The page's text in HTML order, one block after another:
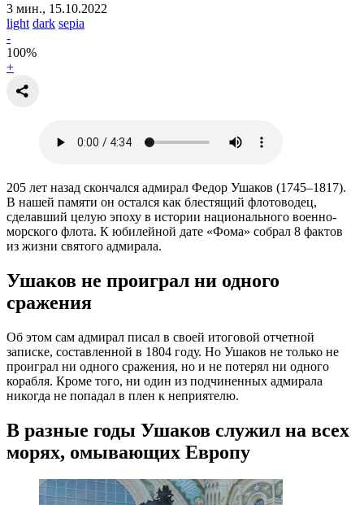
3 мин., 15.10.2022
light dark sepia
-
100%
+
205 лет назад скончался адмирал Федор Ушаков (1745–1817).
В нашей памяти он остался как блестящий флотоводец,
сделавший целую эпоху в истории национального военно-
морского флота. К юбилейной дате «Фома» собрал 8 фактов
из жизни святого адмирала.
Ушаков не проиграл ни одного
сражения
Об этом сам адмирал писал в своей итоговой отчетной
записке, составленной в 1804 году. Но Ушаков не только не
проиграл ни одного сражения, но и не потерял ни одного
корабля. Кроме того, ни один из подчиненных адмирала
никогда не попадал в плен к неприятелю.
В разные годы Ушаков служил на всех
морях, омывающих Европу